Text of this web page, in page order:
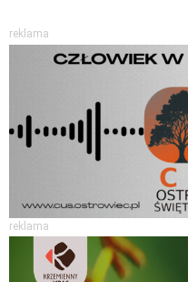
reklama
reklama